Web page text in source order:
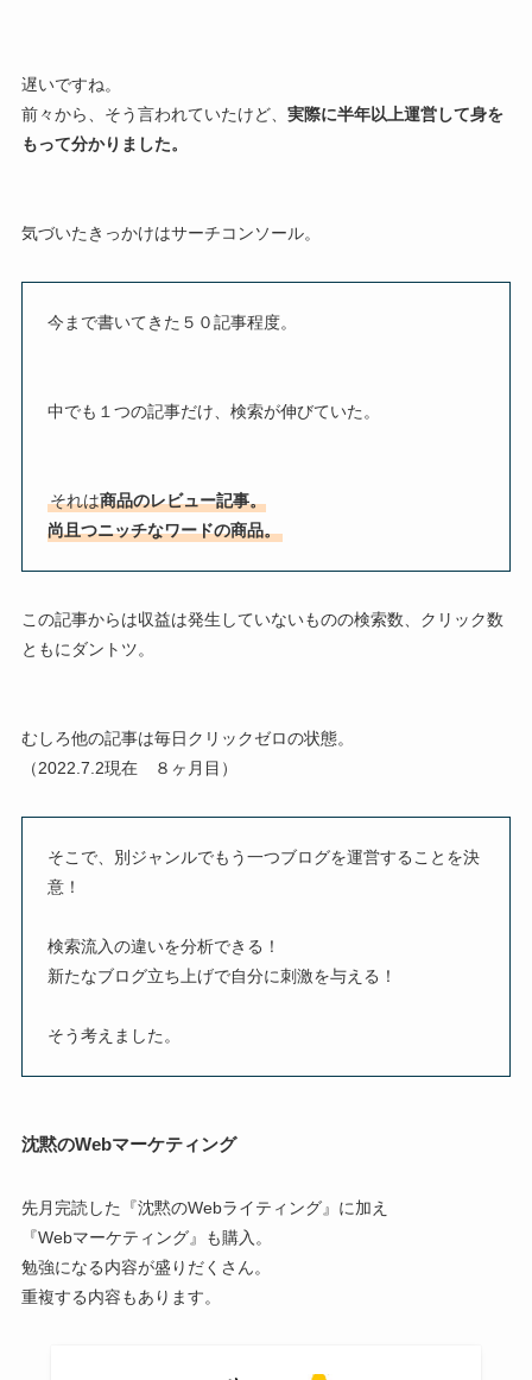
遅いですね。
前々から、そう言われていたけど、 実際に半年以上運営して身を
もって分かりました。
気づいたきっかけはサーチコンソール。
今まで書いてきた５０記事程度。
中でも１つの記事だけ、検索が伸びていた。
それは商品のレビュー記事。
尚且つニッチなワードの商品。
この記事からは収益は発生していないものの検索数、クリック数
ともにダントツ。
むしろ他の記事は毎日クリックゼロの状態。
（2022.7.2現在 ８ヶ月目）
そこで、別ジャンルでもう一つブログを運営することを決
意！
検索流入の違いを分析できる！
新たなブログ立ち上げで自分に刺激を与える！
そう考えました。
沈黙のWebマーケティング
先月完読した『沈黙のWebライティング』に加え
『Webマーケティング』も購入。
勉強になる内容が盛りだくさん。
重複する内容もあります。